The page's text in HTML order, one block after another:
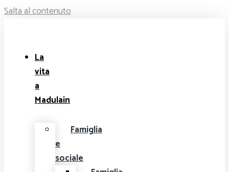
Salta al contenuto
La
vita
a
Madulain
Famiglia
e
sociale